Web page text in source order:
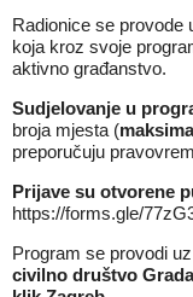
Radionice se provode
koja kroz svoje
aktivno građanstvo.
Sudjelovanje u
broja mjesta (
preporučuju
Prijave su otvorene
https://forms.gle/
Program se provodi
civilno društvo